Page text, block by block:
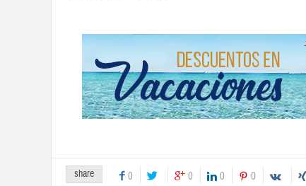
share 0 0 0 0